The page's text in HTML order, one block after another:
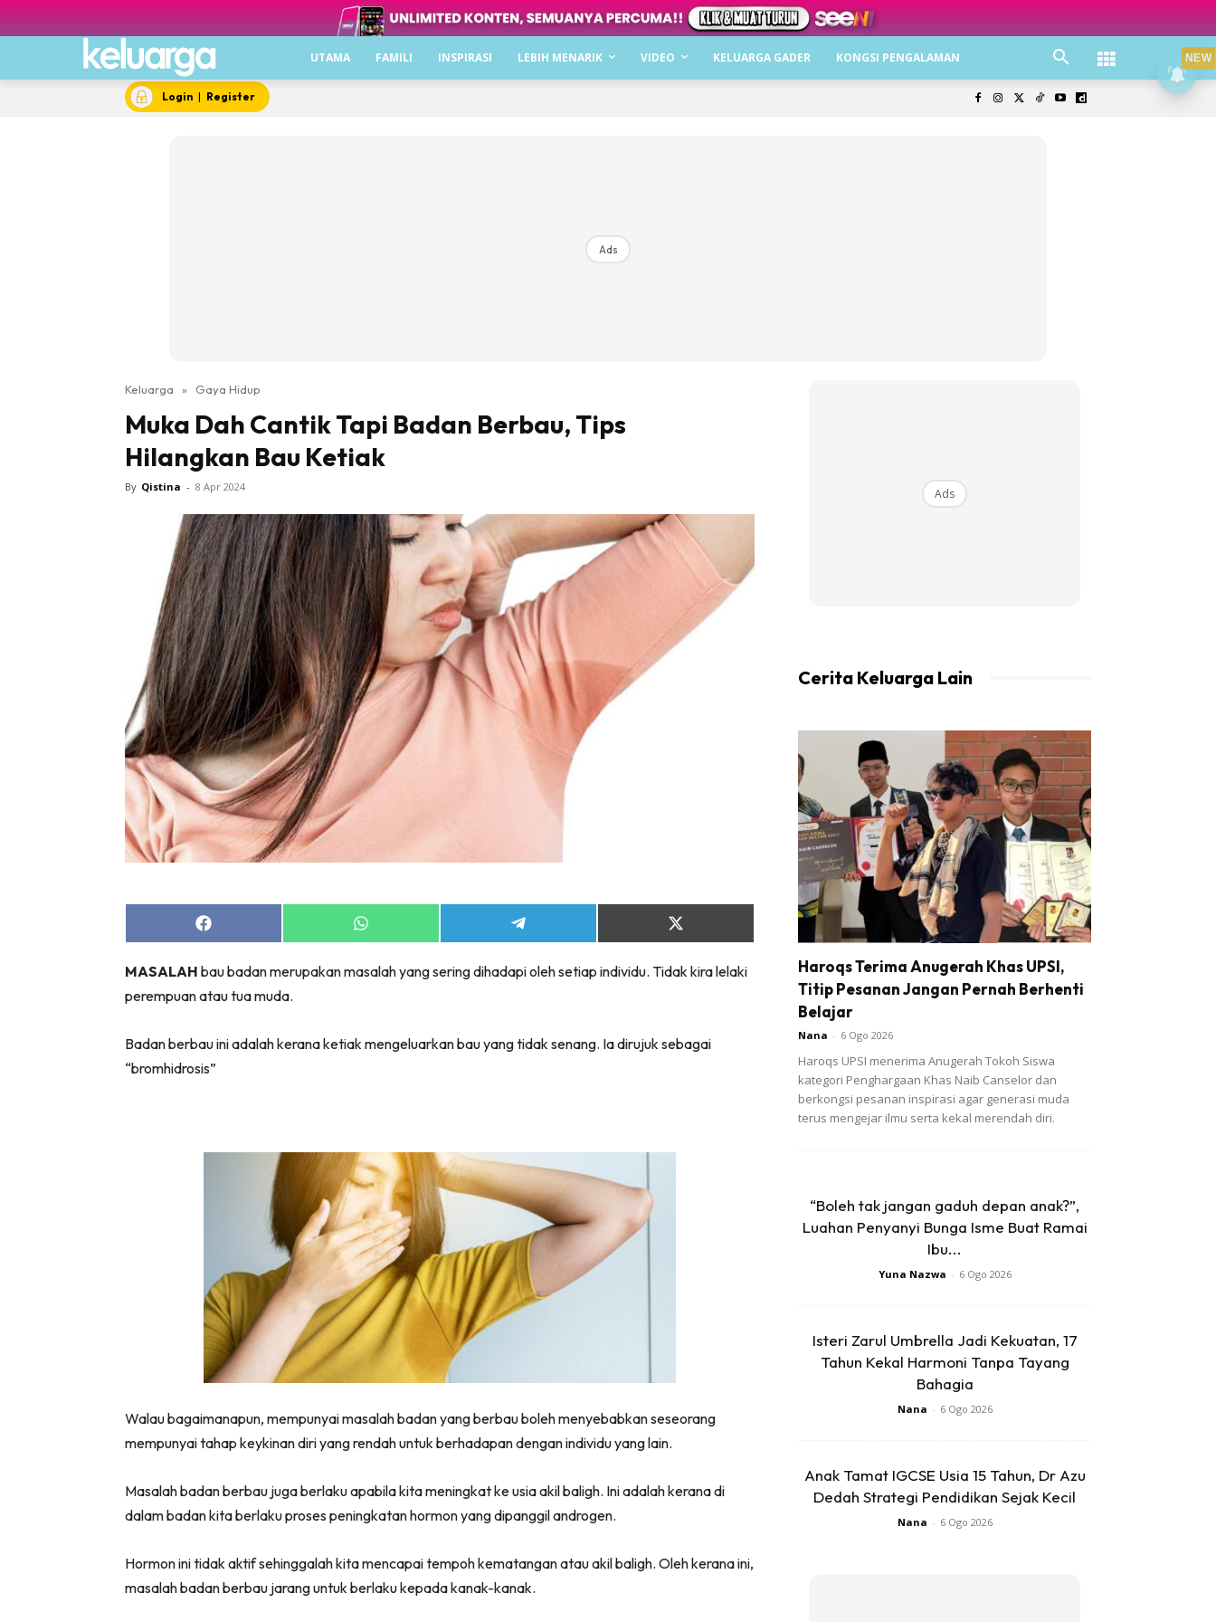
UTAMA FAMILI INSPIRASI LEBIH MENARIK VIDEO KELUARGA GADER KONGSI PENGALAMAN
Login | Register
Ads
Keluarga » Gaya Hidup
Muka Dah Cantik Tapi Badan Berbau, Tips
Hilangkan Bau Ketiak
By Qistina - 8 Apr 2024
Share
on
Share
on
Share
on
Share
on
(Twitter)
MASALAH bau badan merupakan masalah yang sering dihadapi oleh setiap individu. Tidak kira lelaki
perempuan atau tua muda.
Badan berbau ini adalah kerana ketiak mengeluarkan bau yang tidak senang. Ia dirujuk sebagai
“bromhidrosis”
Walau bagaimanapun, mempunyai masalah badan yang berbau boleh menyebabkan seseorang
mempunyai tahap keykinan diri yang rendah untuk berhadapan dengan individu yang lain.
Masalah badan berbau juga berlaku apabila kita meningkat ke usia akil baligh. Ini adalah kerana di
dalam badan kita berlaku proses peningkatan hormon yang dipanggil androgen.
Hormon ini tidak aktif sehinggalah kita mencapai tempoh kematangan atau akil baligh. Oleh kerana ini,
masalah badan berbau jarang untuk berlaku kepada kanak-kanak.
Ads
Cerita Keluarga Lain
Haroqs Terima Anugerah Khas UPSI,
Titip Pesanan Jangan Pernah Berhenti
Belajar
Nana - 6 Ogo 2026
Haroqs UPSI menerima Anugerah Tokoh Siswa
kategori Penghargaan Khas Naib Canselor dan
berkongsi pesanan inspirasi agar generasi muda
terus mengejar ilmu serta kekal merendah diri.
“Boleh tak jangan gaduh depan anak?”,
Luahan Penyanyi Bunga Isme Buat Ramai
Ibu...
Yuna Nazwa - 6 Ogo 2026
Isteri Zarul Umbrella Jadi Kekuatan, 17
Tahun Kekal Harmoni Tanpa Tayang
Bahagia
Nana - 6 Ogo 2026
Anak Tamat IGCSE Usia 15 Tahun, Dr Azu
Dedah Strategi Pendidikan Sejak Kecil
Nana - 6 Ogo 2026
NEW